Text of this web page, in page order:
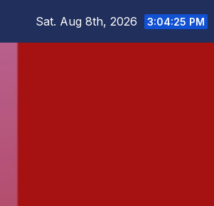
Sat. Aug 8th, 2026 3:04:25 PM